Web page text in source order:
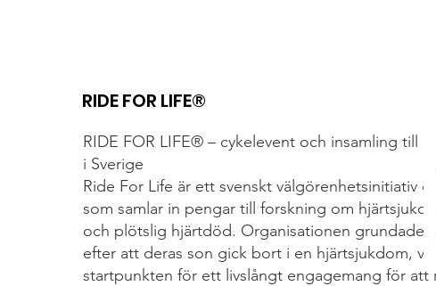
RIDE FOR LIFE®
RIDE FOR LIFE® – cykelevent och insamling till
i Sverige
Ride For Life är ett svenskt välgörenhetsinitiativ
som samlar in pengar till forskning om
och plötslig hjärtdöd. Organisationen grundades
efter att deras son gick bort i en hjärtsjukdom,
startpunkten för ett livslångt engagemang för att